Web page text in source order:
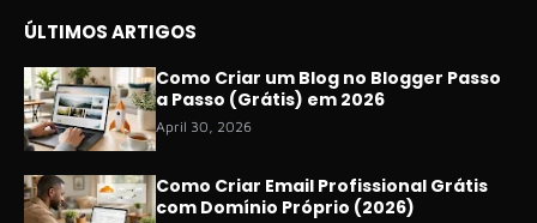
ÚLTIMOS ARTIGOS
Como Criar um Blog no Blogger Passo
a Passo (Grátis) em 2026
April 30, 2026
Como Criar Email Profissional Grátis
com Domínio Próprio (2026)